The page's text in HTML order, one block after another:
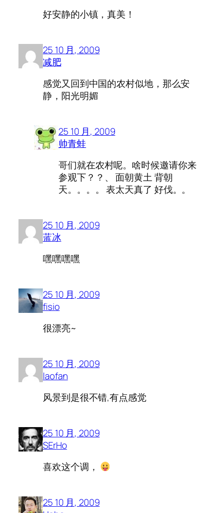
好安静的小镇，真美！
25 10 月, 2009
减肥
感觉又回到中国的农村似地，那么安
静，阳光明媚
25 10 月, 2009
帅青蛙
哥们就在农村呢。啥时候邀请你来
参观下？？、 面朝黄土 背朝
天。。。。 表太天真了 好伐。。
25 10 月, 2009
蓝冰
嘿嘿嘿嘿
25 10 月, 2009
fisio
很漂亮~
25 10 月, 2009
laofan
风景到是很不错,有点感觉
25 10 月, 2009
SErHo
喜欢这个调，
25 10 月, 2009